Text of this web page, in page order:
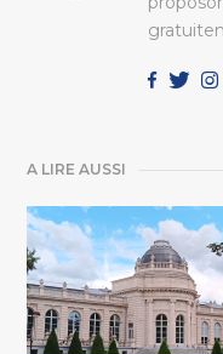
A LIRE AUSSI